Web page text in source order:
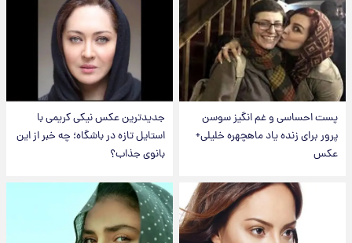
پست احساسی و غم انگیز سوسن
پرور برای زنده یاد ماهچهره خلیلی+
عکس
جدیدترین عکس نیکی کریمی با
استایل تازه در باشگاه؛ چه خبر از این
بانوی جذاب؟